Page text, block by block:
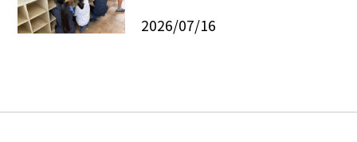
2026/07/16